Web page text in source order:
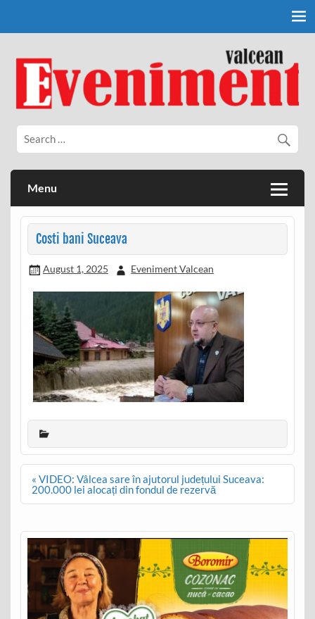
Eveniment Valcean
Menu
Costi bani Suceava
August 1, 2025 Eveniment Valcean
Post
navigation
« VIDEO: Vâlcea sare în ajutorul județului Suceava:
200.000 lei alocați din fondul de rezervă